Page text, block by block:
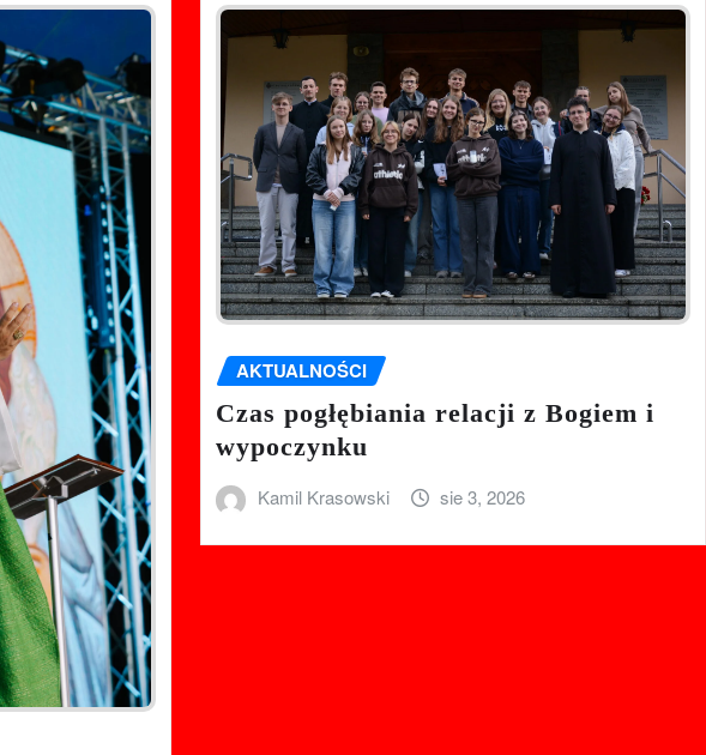
AKTUALNOŚCI
Czas pogłębiania relacji z Bogiem i
wypoczynku
Kamil Krasowski sie 3, 2026